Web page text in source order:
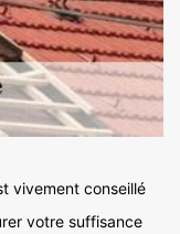
vivement conseillé
votre suffisance